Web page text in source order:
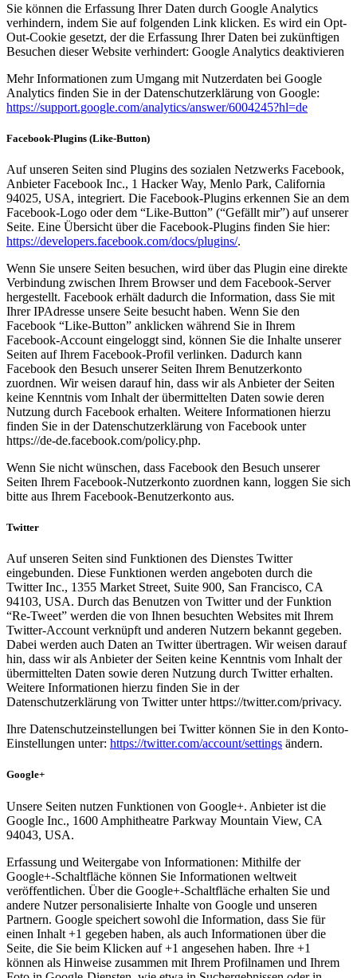
Sie können die Erfassung Ihrer Daten durch Google Analytics
verhindern, indem Sie auf folgenden Link klicken. Es wird ein Opt-
Out-Cookie gesetzt, der die Erfassung Ihrer Daten bei zukünftigen
Besuchen dieser Website verhindert: Google Analytics deaktivieren
Mehr Informationen zum Umgang mit Nutzerdaten bei Google
Analytics finden Sie in der Datenschutzerklärung von Google:
https://support.google.com/analytics/answer/6004245?hl=de
Facebook-Plugins (Like-Button)
Auf unseren Seiten sind Plugins des sozialen Netzwerks Facebook,
Anbieter Facebook Inc., 1 Hacker Way, Menlo Park, California
94025, USA, integriert. Die Facebook-Plugins erkennen Sie an dem
Facebook-Logo oder dem “Like-Button” (“Gefällt mir”) auf unserer
Seite. Eine Übersicht über die Facebook-Plugins finden Sie hier:
https://developers.facebook.com/docs/plugins/.
Wenn Sie unsere Seiten besuchen, wird über das Plugin eine direkte
Verbindung zwischen Ihrem Browser und dem Facebook-Server
hergestellt. Facebook erhält dadurch die Information, dass Sie mit
Ihrer IPAdresse unsere Seite besucht haben. Wenn Sie den
Facebook “Like-Button” anklicken während Sie in Ihrem
Facebook-Account eingeloggt sind, können Sie die Inhalte unserer
Seiten auf Ihrem Facebook-Profil verlinken. Dadurch kann
Facebook den Besuch unserer Seiten Ihrem Benutzerkonto
zuordnen. Wir weisen darauf hin, dass wir als Anbieter der Seiten
keine Kenntnis vom Inhalt der übermittelten Daten sowie deren
Nutzung durch Facebook erhalten. Weitere Informationen hierzu
finden Sie in der Datenschutzerklärung von Facebook unter
https://de-de.facebook.com/policy.php.
Wenn Sie nicht wünschen, dass Facebook den Besuch unserer
Seiten Ihrem Facebook-Nutzerkonto zuordnen kann, loggen Sie sich
bitte aus Ihrem Facebook-Benutzerkonto aus.
Twitter
Auf unseren Seiten sind Funktionen des Dienstes Twitter
eingebunden. Diese Funktionen werden angeboten durch die
Twitter Inc., 1355 Market Street, Suite 900, San Francisco, CA
94103, USA. Durch das Benutzen von Twitter und der Funktion
“Re-Tweet” werden die von Ihnen besuchten Websites mit Ihrem
Twitter-Account verknüpft und anderen Nutzern bekannt gegeben.
Dabei werden auch Daten an Twitter übertragen. Wir weisen darauf
hin, dass wir als Anbieter der Seiten keine Kenntnis vom Inhalt der
übermittelten Daten sowie deren Nutzung durch Twitter erhalten.
Weitere Informationen hierzu finden Sie in der
Datenschutzerklärung von Twitter unter https://twitter.com/privacy.
Ihre Datenschutzeinstellungen bei Twitter können Sie in den Konto-
Einstellungen unter: https://twitter.com/account/settings ändern.
Google+
Unsere Seiten nutzen Funktionen von Google+. Anbieter ist die
Google Inc., 1600 Amphitheatre Parkway Mountain View, CA
94043, USA.
Erfassung und Weitergabe von Informationen: Mithilfe der
Google+-Schaltfläche können Sie Informationen weltweit
veröffentlichen. Über die Google+-Schaltfläche erhalten Sie und
andere Nutzer personalisierte Inhalte von Google und unseren
Partnern. Google speichert sowohl die Information, dass Sie für
einen Inhalt +1 gegeben haben, als auch Informationen über die
Seite, die Sie beim Klicken auf +1 angesehen haben. Ihre +1
können als Hinweise zusammen mit Ihrem Profilnamen und Ihrem